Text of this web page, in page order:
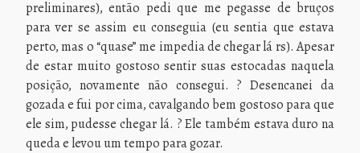
preliminares), então pedi que me pegasse de bruços
para ver se assim eu conseguia (eu sentia que estava
perto, mas o “quase” me impedia de chegar lá rs). Apesar
de estar muito gostoso sentir suas estocadas naquela
posição, novamente não consegui. ? Desencanei da
gozada e fui por cima, cavalgando bem gostoso para que
ele sim, pudesse chegar lá. ? Ele também estava duro na
queda e levou um tempo para gozar.